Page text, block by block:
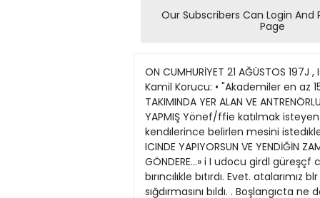
Cumhuriyet Alışveriş
Cumhuriyet Ankara
Cumhuriyet Büyük
Taaruz
Cumhuriyet
Cumartesi
Cumhuriyet Çevre
2016
2015
2013
2012
2011
2010
2009
Our Subscribers Can Login And
Page
ON CUMHURİYET 21 AĞÜSTOS 197J , Istanbul Spor Akademisini bir millı • sporcu birincilikle bitirdi I Akademiye I Judocu girip I güreşçi çıkan Kamil Korucu: • "Akademiler en az 15 yıl I sonra gerçek I kimliğine kavuşabilir,, Altuğ İSTANBULLUOĞLU 1959'DAN BU YANA ULUSAL JUDO TAKIMINDA YER ALAN VE ANTRENÖRLUÖUNU DE YAPAN KÂMIL KORUCU, KIBRIS BARIS HAREKÂTINDA VELI BALLI ILE AYNI MAKINELI TUFEKTE GOREV YAPMIŞ Yönef/ffie katılmak isteyen I atletler yöneticileri suçladı • şan Artul Talay, Akdeniz Oyunlarına gidecek arkadaşlannın kendılerince belirlen mesini istedıklerini söyledi. Atletler adına konu • cSAVAŞLA SPOR ARASINDA NUANS FARKI VAR SPORU BELIRLI KU RALLAR ICINDE YAPIYORSUN VE YENDİĞİN ZAMAN BAYRAĞI GONDERE ÇEKTIRIYORSUN A'.'A SAVASTA Oi DUR MEOEN CEKEMIYORSUN BAYRAĞI GÖNDERE...» i I udocu girdl güreşçf cık! 1 ... Hem ckudu hem öğrettı, hem 1 yarıştı hem calıştırdı .. Ve tüm bunlara karşın Spor Akademisini bırıncılıkle bıtırdı. Evet. atalarımız blr koltuğo Ikl karpuz sığdırılamayacağını soylemışler ama Kâmıl Korucu pek cok karpuzu bır koltuğo sığdırmasını bıldı. . Boşlangıcta ne demiştık, |udocu gırdı, gureşcl cıktı... Doha federasyonu kurulmodan 1964 yılında ludoya başlayan Kâmıt Korucu, bu dalda 1969'dan buyana ust uste dokuz yıl ulusal takım formasını gıym ş, Akdeniz Oyunları Ikıncllığı lle bır cok uluslararası turnuvoda bırıncılıkler Kazanmıştı 1975 USS sınavlorında 372 puan olan Korucu toplam 375 puanla oğrencl alan Spor Akademısıne ulusal sporculara tanınon 50 puanlık avan I: gerçekten nefret edllecek blr olay. llgınc bır anınızı cnlatır mısınız? Ikıncl harekattan sonra Ma goso • Lefkoşe yolunun kesıştığl yerde devrıye gorevı aldık uç arkodaşımla b rlıkte Gelen araclorı durduruyor ıcmdekılerı kontrol edıyorduk Bır gı,n otonun bıri. «dun ışaretımıze karşın beş metreye değın yaklaştı B ron kararsızlık ıcınde kaidık Acabo saldıracaklar mıydı bıze 7 Arabadan ıkl ırı yarı adam, genc denebılecek bır bayan ıkı de cocuk ind ler Hepsının gözleri ağlamakton kan çanoğı gıbı olmuştu lclermden bırı, öyle ınsancıl bakışlarla gelıyordu kı tdur yaklaşmo» dıyerredım ona . «Mehmet Izın verırsen karım ılk korşılaştığı Turk askennın a/akkabısını opecek yemını var» dedı Tüylerım olken dıken olmuştu Kadın yanıt vermemı beklemeden ayaklarımo doğru hamle yaptı Hemen kolun ANKARA Atletızm Federasyonunun başarısızlığını one süren atletler «yonetıme katılmak ıstıyoruz» demışlerdır. Tum atlstler odına dun b r basın toplantısı duzenleyen Artul Talay. Velı Ballı, Mehmet Terzı,